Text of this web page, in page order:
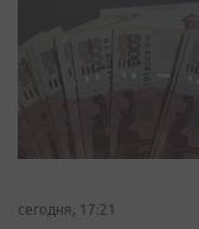
сегодня, 17:21